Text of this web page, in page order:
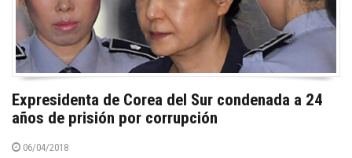
Expresidenta de Corea del Sur condenada a 24
años de prisión por corrupción
06/04/2018